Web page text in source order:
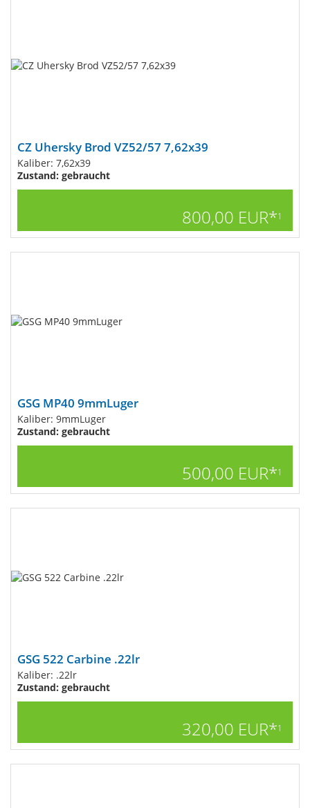
CZ Uhersky Brod VZ52/57 7,62x39
Kaliber: 7,62x39
Zustand: gebraucht
800,00 EUR*1
GSG MP40 9mmLuger
Kaliber: 9mmLuger
Zustand: gebraucht
500,00 EUR*1
GSG 522 Carbine .22lr
Kaliber: .22lr
Zustand: gebraucht
320,00 EUR*1